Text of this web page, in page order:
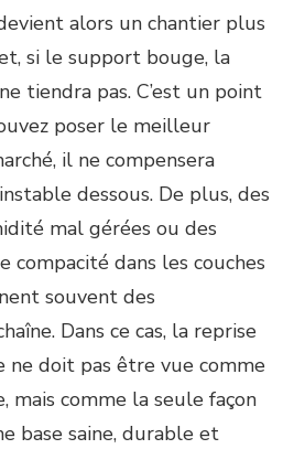
alors un chantier plus
si le support bouge, la
tiendra pas. C’est un point
poser le meilleur
il ne compensera
dessous. De plus, des
mal gérées ou des
compacité dans les couches
souvent des
Dans ce cas, la reprise
ne doit pas être vue comme
mais comme la seule façon
base saine, durable et